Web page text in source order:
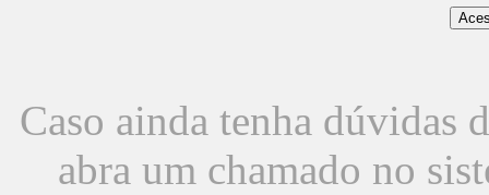
Caso ainda tenha dúvidas
abra um chamado no